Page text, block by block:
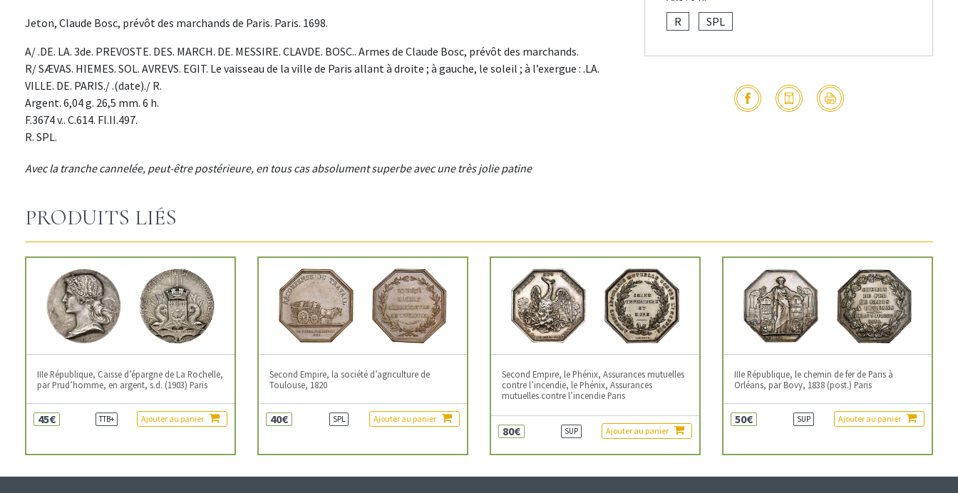
Jeton, Claude Bosc, prévôt des marchands de Paris. Paris. 1698.
A/ .DE. LA. 3de. PREVOSTE. DES. MARCH. DE. MESSIRE. CLAVDE. BOSC.. Armes de Claude Bosc, prévôt des marchands.
R/ SÆVAS. HIEMES. SOL. AVREVS. EGIT. Le vaisseau de la ville de Paris allant à droite ; à gauche, le soleil ; à l’exergue : .LA.
VILLE. DE. PARIS./ .(date)./ R.
Argent. 6,04 g. 26,5 mm. 6 h.
F.3674 v.. C.614. Fl.II.497.
R. SPL.
Avec la tranche cannelée, peut-être postérieure, en tous cas absolument superbe avec une très jolie patine
R
SPL
PRODUITS LIÉS
IIIe République, Caisse d’épargne de La Rochelle,
par Prud’homme, en argent, s.d. (1903) Paris
45€ TTB+ Ajouter au panier
Second Empire, la société d’agriculture de
Toulouse, 1820
40€ SPL Ajouter au panier
Second Empire, le Phénix, Assurances mutuelles
contre l’incendie, le Phénix, Assurances
mutuelles contre l’incendie Paris
80€ SUP Ajouter au panier
IIIe République, le chemin de fer de Paris à
Orléans, par Bovy, 1838 (post.) Paris
50€ SUP Ajouter au panier